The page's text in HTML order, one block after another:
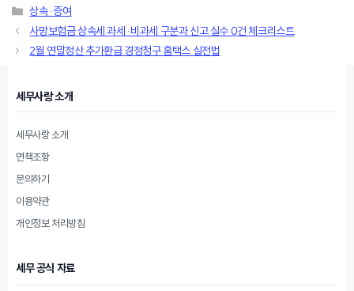
카
테
리
상속·증여
사망보험금 상속세 과세·비과세 구분과 신고 실수 0건 체크리스트
2월 연말정산 추가환급 경정청구 홈택스 실전법
세무사랑 소개
세무사랑 소개
면책조항
문의하기
이용약관
개인정보 처리방침
세무 공식 자료